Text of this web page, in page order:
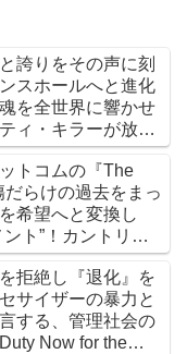
誇りをその声に刻
スホールへと進化
を全世界に響かせ
ィ・キラーが放つ
、貧者の代弁者と
でしか語れないリ
んだ決定的アルバ
トコムの『The
らけの過去をまっ
希望へと変換し
ト”！カントリー
荒削りな衝動と繊
サウンドは、人生
ある物語へと昇華
拒絶し『退化』を
サイザーの暴力と
する、管理社会の
Now for the